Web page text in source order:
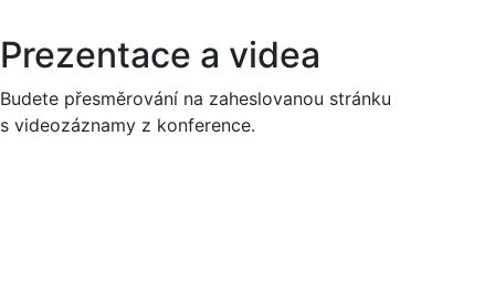
Prezentace a videa
Budete přesměrování na zaheslovanou stránku
s videozáznamy z konference.